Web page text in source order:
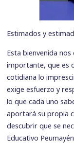
Estimados y
Esta bienvenida
importante, que es
cotidiana lo
exige esfuerzo y
lo que cada uno
aportará su propia
descubrir que se
Educativo